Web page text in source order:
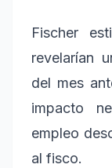
Fischer
revelarían
del mes
impacto
empleo
al fisco.